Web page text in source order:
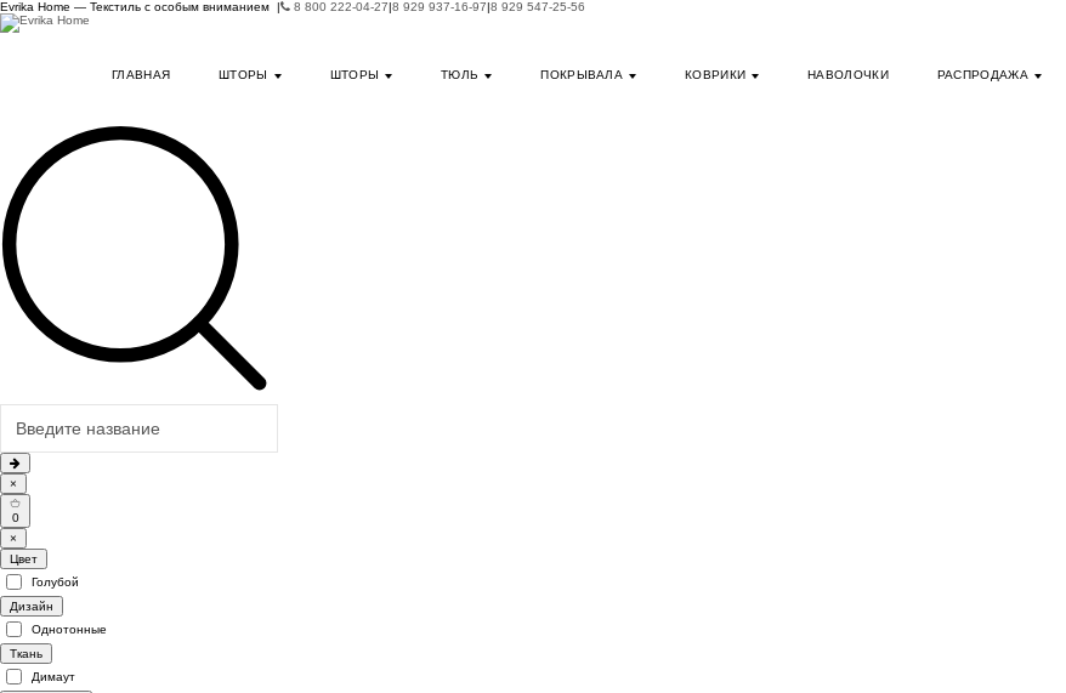
Evrika Home — Текстиль с особым вниманием | 8 800 222-04-27|8 929 937-16-97|8 929 547-25-56
ГЛАВНАЯ ШТОРЫ ШТОРЫ ТЮЛЬ ПОКРЫВАЛА КОВРИКИ НАВОЛОЧКИ РАСПРОДАЖА
×
0
×
Цвет
Голубой
Дизайн
Однотонные
Ткань
Димаут